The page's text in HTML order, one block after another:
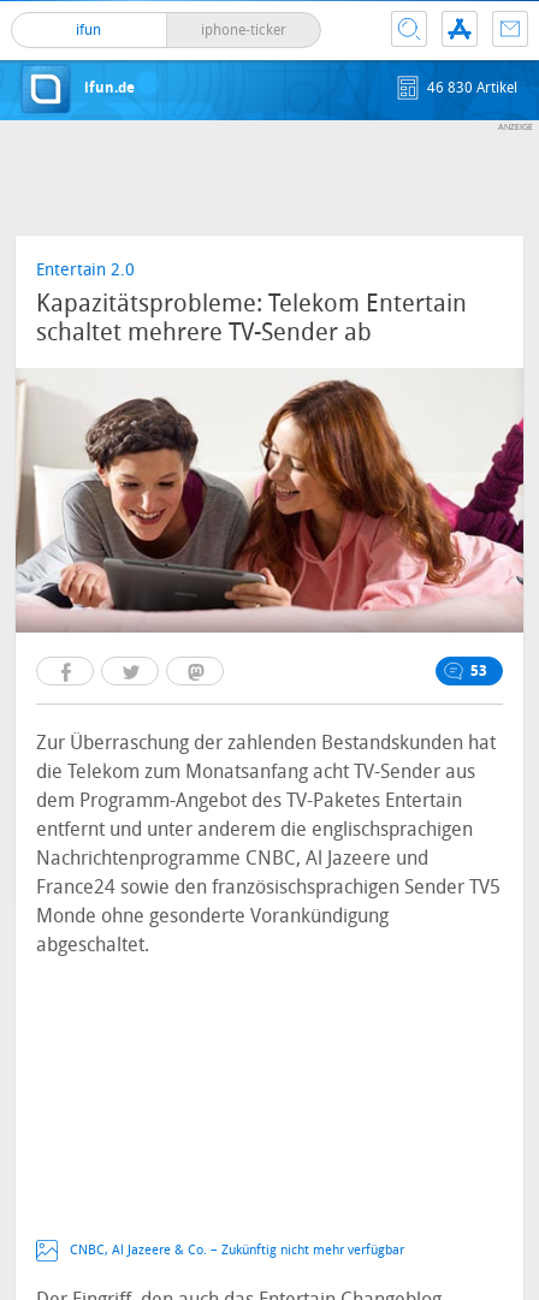
ifun iphone-ticker
ifun.de 46 830 Artikel
Entertain 2.0
Kapazitätsprobleme: Telekom Entertain
schaltet mehrere TV-Sender ab
53
Zur Überraschung der zahlenden Bestandskunden hat
die Telekom zum Monatsanfang acht TV-Sender aus
dem Programm-Angebot des TV-Paketes Entertain
entfernt und unter anderem die englischsprachigen
Nachrichtenprogramme CNBC, Al Jazeere und
France24 sowie den französischsprachigen Sender TV5
Monde ohne gesonderte Vorankündigung
abgeschaltet.
CNBC, Al Jazeere & Co. – Zukünftig nicht mehr verfügbar